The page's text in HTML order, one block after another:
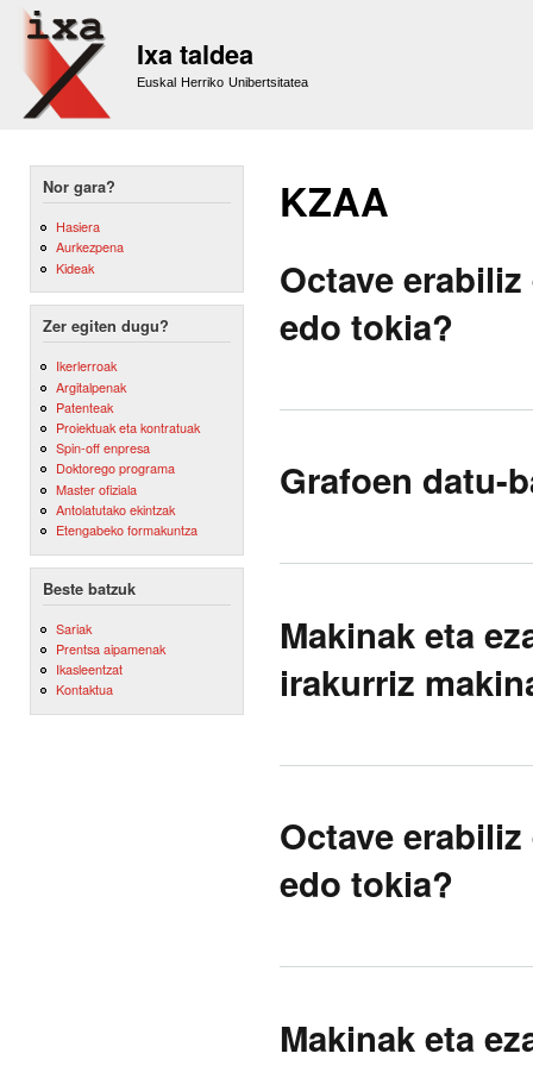
Ixa taldea
Euskal Herriko Unibertsitatea
Nor gara?
Hasiera
Aurkezpena
Kideak
Zer egiten dugu?
Ikerlerroak
Argitalpenak
Patenteak
Proiektuak eta kontratuak
Spin-off enpresa
Doktorego programa
Master ofiziala
Antolatutako ekintzak
Etengabeko formakuntza
Beste batzuk
Sariak
Prentsa aipamenak
Ikasleentzat
Kontaktua
KZAA
Octave
edo tokia?
Grafoen datu-
Makinak eta
irakurriz
Octave
edo tokia?
Makinak eta